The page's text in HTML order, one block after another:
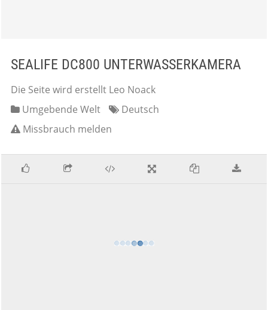
SEALIFE DC800 UNTERWASSERKAMERA
Die Seite wird erstellt Leo Noack
Umgebende Welt
Deutsch
Missbrauch melden